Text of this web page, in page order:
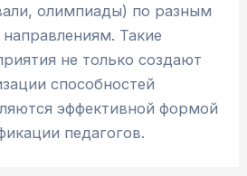
олимпиады) по разным
Такие
не только создают
способностей
эффективной формой
педагогов.